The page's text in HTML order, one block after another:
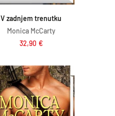
V zadnjem trenutku
Monica McCarty
32,90 €